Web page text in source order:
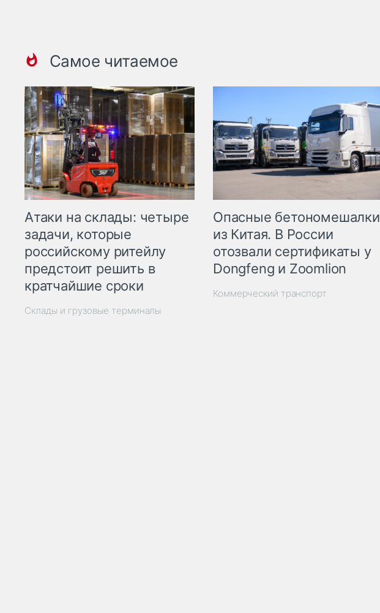
Самое читаемое
Атаки на склады: четыре
задачи, которые
российскому ритейлу
предстоит решить в
кратчайшие сроки
Склады и грузовые терминалы
Опасные бетономешалки
из Китая. В России
отозвали сертификаты у
Dongfeng и Zoomlion
Коммерческий транспорт